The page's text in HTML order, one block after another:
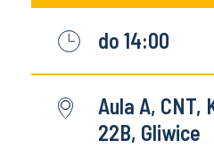
do 14:00
Aula A, CNT,
22B, Gliwice